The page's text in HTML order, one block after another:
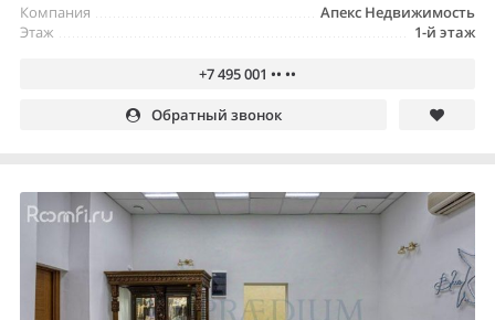
Апекс Недвижимость
Компания
1-й этаж
Этаж
+7 495 001 •• ••
Обратный звонок